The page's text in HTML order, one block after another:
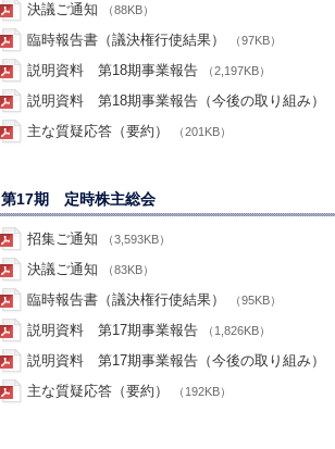
決議ご通知 （88KB）
臨時報告書（議決権行使結果） （97KB）
説明資料 第18期事業報告 （2,197KB）
説明資料 第18期事業報告（今後の取り組み）
主な質疑応答（要約） （201KB）
第17期 定時株主総会
招集ご通知 （3,593KB）
決議ご通知 （83KB）
臨時報告書（議決権行使結果） （95KB）
説明資料 第17期事業報告 （1,826KB）
説明資料 第17期事業報告（今後の取り組み）
主な質疑応答（要約） （192KB）